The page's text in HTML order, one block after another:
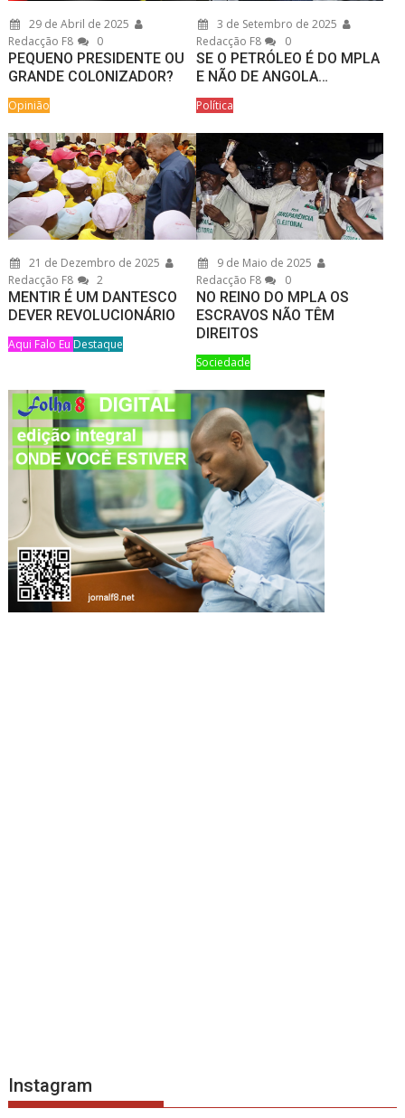
29 de Abril de 2025
Redacção F8
0
PEQUENO PRESIDENTE OU
GRANDE COLONIZADOR?
Opinião
3 de Setembro de 2025
Redacção F8
0
SE O PETRÓLEO É DO MPLA
E NÃO DE ANGOLA…
Política
21 de Dezembro de 2025
Redacção F8
2
MENTIR É UM DANTESCO
DEVER REVOLUCIONÁRIO
Aqui Falo Eu Destaque
9 de Maio de 2025
Redacção F8
0
NO REINO DO MPLA OS
ESCRAVOS NÃO TÊM
DIREITOS
Sociedade
Instagram